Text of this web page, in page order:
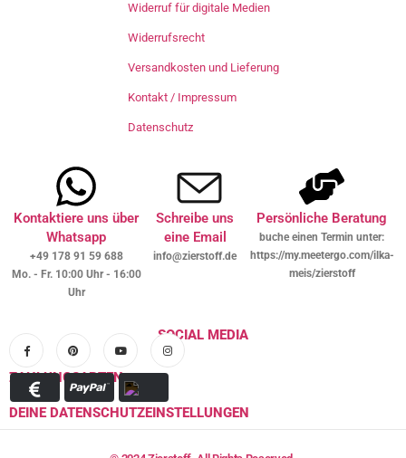
Widerruf für digitale Medien
Widerrufsrecht
Versandkosten und Lieferung
Kontakt / Impressum
Datenschutz
Kontaktiere uns über
Whatsapp
+49 178 91 59 688
Mo. - Fr. 10:00 Uhr - 16:00
Uhr
Schreibe uns
eine Email
info@zierstoff.de
Persönliche Beratung
buche einen Termin unter:
https://my.meetergo.com/ilka-
meis/zierstoff
SOCIAL MEDIA
ZAHLUNGSARTEN
DEINE DATENSCHUTZEINSTELLUNGEN